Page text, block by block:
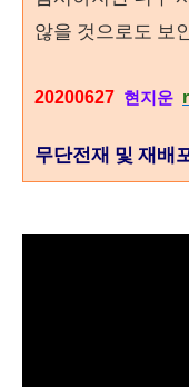
않을 것으로도 보
20200627 현지운
무단전재 및 재배